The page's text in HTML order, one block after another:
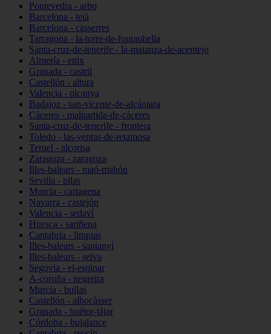
Pontevedra - arbo
Barcelona - teià
Barcelona - casserres
Tarragona - la-torre-de-fontaubella
Santa-cruz-de-tenerife - la-matanza-de-acentejo
Almería - enix
Granada - castril
Castellón - altura
Valencia - picanya
Badajoz - san-vicente-de-alcántara
Cáceres - malpartida-de-cáceres
Santa-cruz-de-tenerife - frontera
Toledo - las-ventas-de-retamosa
Teruel - alcorisa
Zaragoza - zaragoza
Illes-balears - maó-mahón
Sevilla - pilas
Murcia - cartagena
Navarra - castejón
Valencia - sedaví
Huesca - sariñena
Cantabria - limpias
Illes-balears - santanyí
Illes-balears - selva
Segovia - el-espinar
A-coruña - negreira
Murcia - bullas
Castellón - albocàsser
Granada - huétor-tájar
Córdoba - bujalance